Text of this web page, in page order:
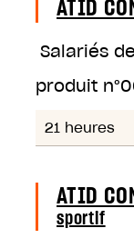
ATID
Salariés
produit n°
21 heures
ATID
sportif